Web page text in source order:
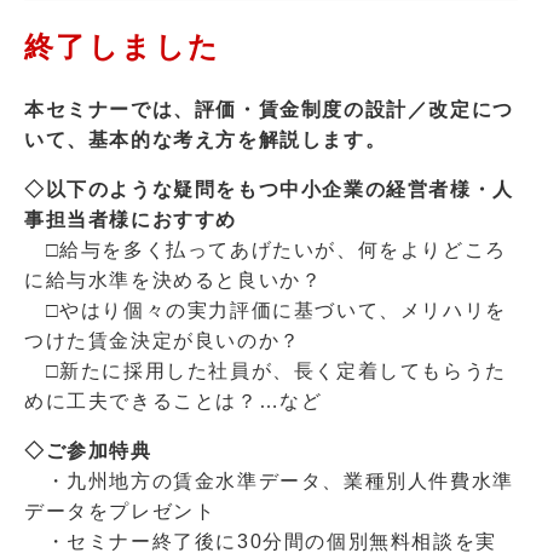
終了しました
本セミナーでは、評価・賃金制度の設計／改定につ
いて、基本的な考え方を解説します。
◇以下のような疑問をもつ中小企業の経営者様・人
事担当者様におすすめ
□給与を多く払ってあげたいが、何をよりどころ
に給与水準を決めると良いか？
□やはり個々の実力評価に基づいて、メリハリを
つけた賃金決定が良いのか？
□新たに採用した社員が、長く定着してもらうた
めに工夫できることは？…など
◇ご参加特典
・九州地方の賃金水準データ、業種別人件費水準
データをプレゼント
・セミナー終了後に30分間の個別無料相談を実